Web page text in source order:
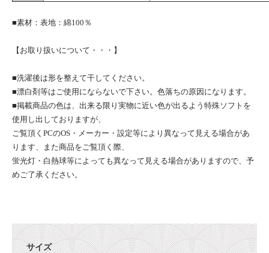
■素材：表地：綿100％
【お取り扱いについて・・・】
■洗濯後は形を整えて干してください。
■漂白剤等はご使用にならないで下さい。色落ちの原因になります。
■掲載商品の色は、出来る限り実物に近い色が出るよう特殊ソフトを
使用し出しておりますが、
ご覧頂くPCのOS・メーカー・設定等により異なって見える場合があ
ります、また商品をご覧頂く際、
蛍光灯・白熱球等によっても異なって見える場合がありますので、予
めご了承ください。
サイズ